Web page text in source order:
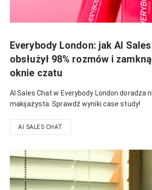
Everybody London: jak AI
obsłużył 98% rozmów i
oknie czatu
AI Sales Chat w Everybody London doradza
makijażysta. Sprawdź wyniki case study!
AI SALES CHAT